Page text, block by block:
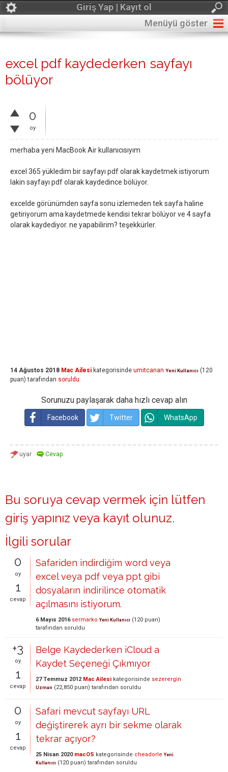
Giriş Yap | Kayıt ol
Menüyü göster
excel pdf kaydederken sayfayı
bölüyor
0
oy
merhaba yeni MacBook Air kullanıcısıyım
excel 365 yükledim bir sayfayı pdf olarak kaydetmek istiyorum
lakin sayfayı pdf olarak kaydedince bölüyor.
excelde görünümden sayfa sonu izlemeden tek sayfa haline
getiriyorum ama kaydetmede kendisi tekrar bölüyor ve 4 sayfa
olarak kaydediyor. ne yapabilirim? teşekkürler.
14 Ağustos 2018 Mac Ailesi kategorisinde umitcanan Yeni Kullanıcı (120
puan) tarafından soruldu
Sorunuzu paylaşarak daha hızlı cevap alın
Facebook Twitter WhatsApp
Bu soruya cevap vermek için lütfen
giriş yapınız veya kayıt olunuz.
İlgili sorular
0
oy
1
cevap
Safariden indirdiğim word veya
excel veya pdf veya ppt gibi
dosyaların indirilince otomatik
açılmasını istiyorum.
6 Mayıs 2016 sermarko Yeni Kullanıcı (120 puan)
tarafından soruldu
+3
oy
1
cevap
Belge Kaydederken iCloud a
Kaydet Seçeneği Çıkmıyor
27 Temmuz 2012 Mac Ailesi kategorisinde sezerergin
Uzman (22,850 puan) tarafından soruldu
0
oy
1
cevap
Safari mevcut sayfayı URL
değiştirerek ayrı bir sekme olarak
tekrar açıyor?
25 Nisan 2020 macOS kategorisinde cheadorle Yeni
Kullanıcı (120 puan) tarafından soruldu